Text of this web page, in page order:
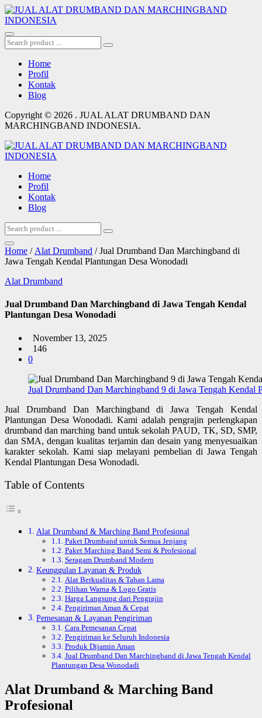
Home
Profil
Kontak
Blog
Copyright © 2026 . JUAL ALAT DRUMBAND DAN
MARCHINGBAND INDONESIA.
Home
Profil
Kontak
Blog
Home / Alat Drumband / Jual Drumband Dan Marchingband di
Jawa Tengah Kendal Plantungan Desa Wonodadi
Alat Drumband
Jual Drumband Dan Marchingband di Jawa Tengah Kendal
Plantungan Desa Wonodadi
November 13, 2025
146
0
Jual Drumband Dan Marchingband 9 di Jawa Tengah Kendal
Jual Drumband Dan Marchingband di Jawa Tengah Kendal
Plantungan Desa Wonodadi. Kami adalah pengrajin perlengkapan
drumband dan marching band untuk sekolah PAUD, TK, SD, SMP,
dan SMA, dengan kualitas terjamin dan desain yang menyesuaikan
karakter sekolah. Kami siap melayani pembelian di Jawa Tengah
Kendal Plantungan Desa Wonodadi.
Table of Contents
Alat Drumband & Marching Band Profesional
Paket Drumband untuk Semua Jenjang
Paket Marching Band Semi & Profesional
Seragam Drumband Modern
Keunggulan Layanan & Produk
Alat Berkualitas & Tahan Lama
Pilihan Warna & Logo Gratis
Harga Langsung dari Pengrajin
Pengiriman Aman & Cepat
Pemesanan & Layanan Pengiriman
Cara Pemesanan Cepat
Pengiriman ke Seluruh Indonesia
Produk Dijamin Aman
Jual Drumband Dan Marchingband di Jawa Tengah Kendal
Plantungan Desa Wonodadi
Alat Drumband & Marching Band
Profesional